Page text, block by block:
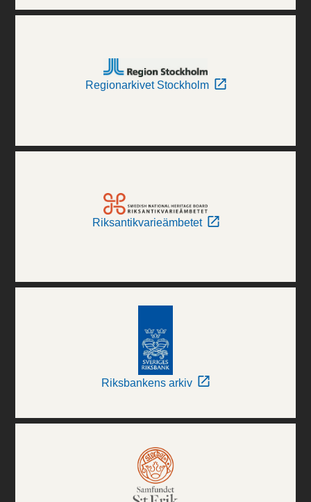
Regionarkivet Stockholm
Riksantikvarieämbetet
Riksbankens arkiv